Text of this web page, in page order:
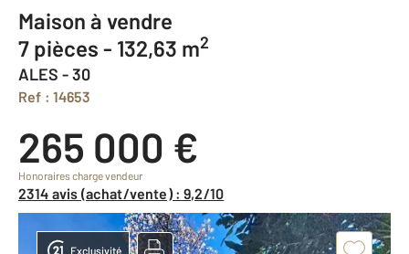
Maison à vendre
7 pièces - 132,63 m2
ALES - 30
Ref : 14653
265 000 €
Honoraires charge vendeur
2314 avis (achat/vente) : 9,2/10
Exclusivité